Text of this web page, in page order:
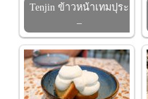
Tenjin ข้าวหน้าเทมปุระ
–